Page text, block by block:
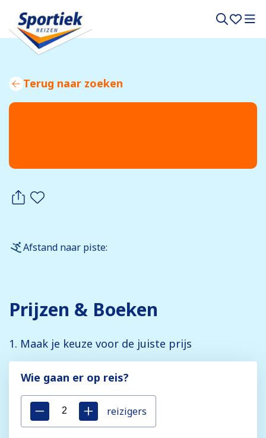
Terug naar zoeken
Afstand naar piste:
Prijzen & Boeken
1. Maak je keuze voor de juiste prijs
Wie gaan er op reis?
reizigers